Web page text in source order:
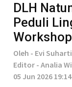
DLH
Peduli
Oleh - Evi Suharti
Editor - Analia
05 Jun 2026